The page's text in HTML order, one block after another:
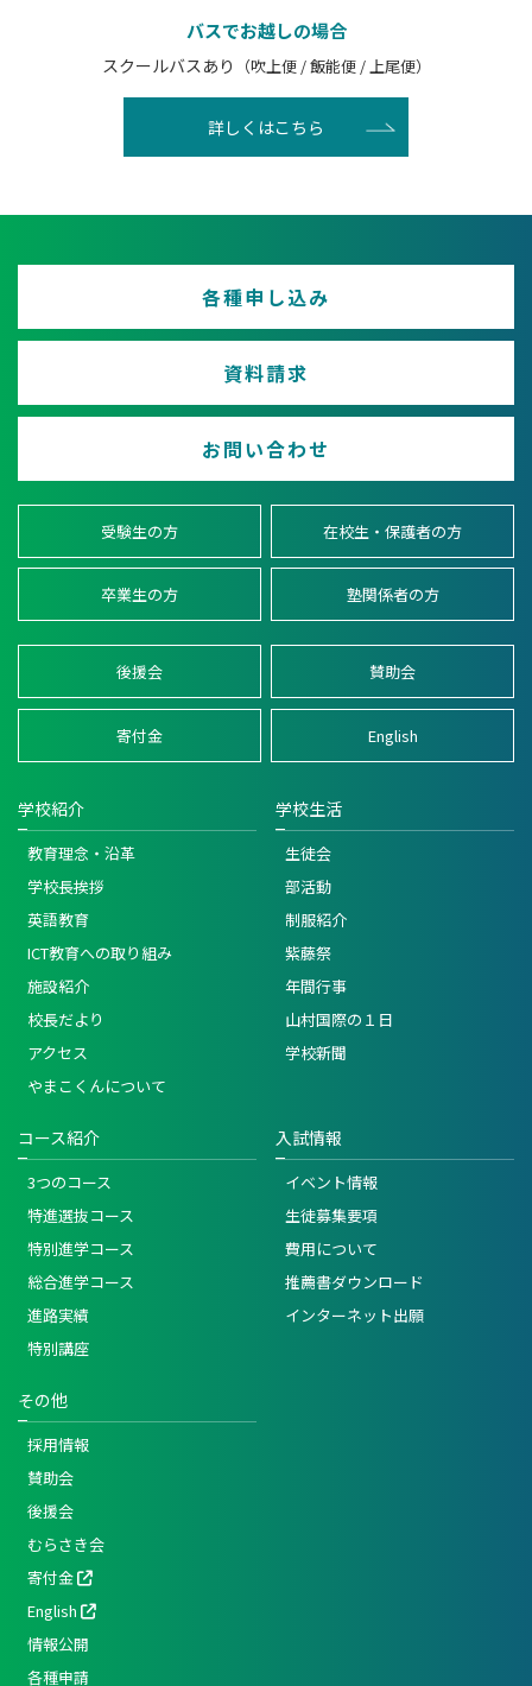
バスでお越しの場合
スクールバスあり （吹上便 / 飯能便 / 上尾便）
詳しくはこちら
各種申し込み
資料請求
お問い合わせ
受験生の方 在校生・保護者の方
卒業生の方 塾関係者の方
後援会 賛助会
寄付金 English
学校紹介
教育理念・沿革
学校長挨拶
英語教育
ICT教育への取り組み
施設紹介
校長だより
アクセス
やまこくんについて
学校生活
生徒会
部活動
制服紹介
紫藤祭
年間行事
山村国際の１日
学校新聞
コース紹介
3つのコース
特進選抜コース
特別進学コース
総合進学コース
進路実績
特別講座
入試情報
イベント情報
生徒募集要項
費用について
推薦書ダウンロード
インターネット出願
その他
採用情報
賛助会
後援会
むらさき会
寄付金
English
情報公開
各種申請